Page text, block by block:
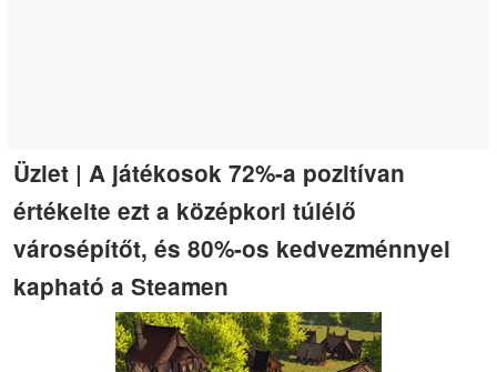
Üzlet | A játékosok 72%-a pozitívan
értékelte ezt a középkori túlélő
városépítőt, és 80%-os kedvezménnyel
kapható a Steamen